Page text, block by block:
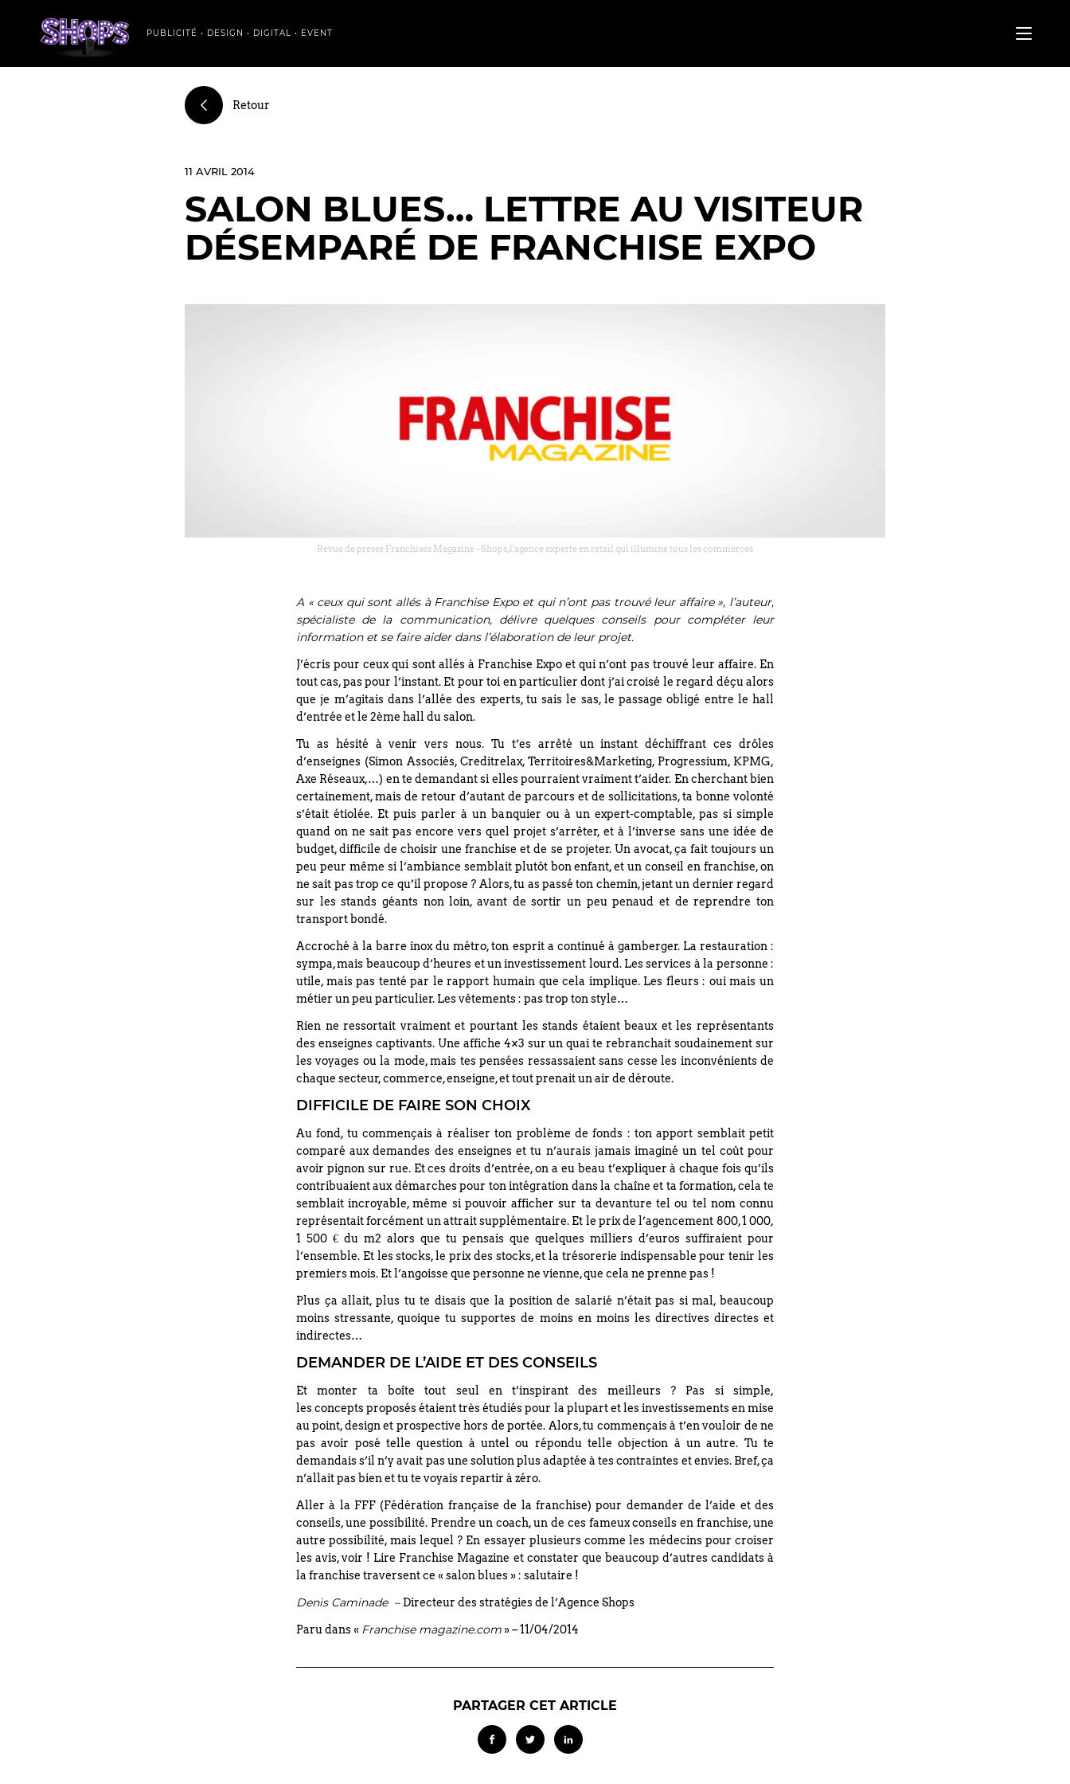
PUBLICITÉ • DESIGN • DIGITAL • EVENT
Retour
11 AVRIL 2014
SALON BLUES… LETTRE AU VISITEUR
DÉSEMPARÉ DE FRANCHISE EXPO
Revue de presse Franchises Magazine - Shops, l'agence experte en retail qui illumine tous les commerces
A « ceux qui sont allés à Franchise Expo et qui n’ont pas trouvé leur affaire », l’auteur,
spécialiste de la communication, délivre quelques conseils pour compléter leur
information et se faire aider dans l’élaboration de leur projet.
J’écris pour ceux qui sont allés à Franchise Expo et qui n’ont pas trouvé leur affaire. En
tout cas, pas pour l’instant. Et pour toi en particulier dont j’ai croisé le regard déçu alors
que je m’agitais dans l’allée des experts, tu sais le sas, le passage obligé entre le hall
d’entrée et le 2ème hall du salon.
Tu as hésité à venir vers nous. Tu t’es arrêté un instant déchiffrant ces drôles
d’enseignes (Simon Associés, Creditrelax, Territoires&Marketing, Progressium, KPMG,
Axe Réseaux,…) en te demandant si elles pourraient vraiment t’aider. En cherchant bien
certainement, mais de retour d’autant de parcours et de sollicitations, ta bonne volonté
s’était étiolée. Et puis parler à un banquier ou à un expert-comptable, pas si simple
quand on ne sait pas encore vers quel projet s’arrêter, et à l’inverse sans une idée de
budget, difficile de choisir une franchise et de se projeter. Un avocat, ça fait toujours un
peu peur même si l’ambiance semblait plutôt bon enfant, et un conseil en franchise, on
ne sait pas trop ce qu’il propose ? Alors, tu as passé ton chemin, jetant un dernier regard
sur les stands géants non loin, avant de sortir un peu penaud et de reprendre ton
transport bondé.
Accroché à la barre inox du métro, ton esprit a continué à gamberger. La restauration :
sympa, mais beaucoup d’heures et un investissement lourd. Les services à la personne :
utile, mais pas tenté par le rapport humain que cela implique. Les fleurs : oui mais un
métier un peu particulier. Les vêtements : pas trop ton style…
Rien ne ressortait vraiment et pourtant les stands étaient beaux et les représentants
des enseignes captivants. Une affiche 4×3 sur un quai te rebranchait soudainement sur
les voyages ou la mode, mais tes pensées ressassaient sans cesse les inconvénients de
chaque secteur, commerce, enseigne, et tout prenait un air de déroute.
DIFFICILE DE FAIRE SON CHOIX
Au fond, tu commençais à réaliser ton problème de fonds : ton apport semblait petit
comparé aux demandes des enseignes et tu n’aurais jamais imaginé un tel coût pour
avoir pignon sur rue. Et ces droits d’entrée, on a eu beau t’expliquer à chaque fois qu’ils
contribuaient aux démarches pour ton intégration dans la chaîne et ta formation, cela te
semblait incroyable, même si pouvoir afficher sur ta devanture tel ou tel nom connu
représentait forcément un attrait supplémentaire. Et le prix de l’agencement 800, 1 000,
1 500 € du m2 alors que tu pensais que quelques milliers d’euros suffiraient pour
l’ensemble. Et les stocks, le prix des stocks, et la trésorerie indispensable pour tenir les
premiers mois. Et l’angoisse que personne ne vienne, que cela ne prenne pas !
Plus ça allait, plus tu te disais que la position de salarié n’était pas si mal, beaucoup
moins stressante, quoique tu supportes de moins en moins les directives directes et
indirectes…
DEMANDER DE L’AIDE ET DES CONSEILS
Et monter ta boîte tout seul en t’inspirant des meilleurs ? Pas si simple,
les concepts proposés étaient très étudiés pour la plupart et les investissements en mise
au point, design et prospective hors de portée. Alors, tu commençais à t’en vouloir de ne
pas avoir posé telle question à untel ou répondu telle objection à un autre. Tu te
demandais s’il n’y avait pas une solution plus adaptée à tes contraintes et envies. Bref, ça
n’allait pas bien et tu te voyais repartir à zéro.
Aller à la FFF (Fédération française de la franchise) pour demander de l’aide et des
conseils, une possibilité. Prendre un coach, un de ces fameux conseils en franchise, une
autre possibilité, mais lequel ? En essayer plusieurs comme les médecins pour croiser
les avis, voir ! Lire Franchise Magazine et constater que beaucoup d’autres candidats à
la franchise traversent ce « salon blues » : salutaire !
Denis Caminade – Directeur des stratégies de l’Agence Shops
Paru dans « Franchise magazine.com » – 11/04/2014
PARTAGER CET ARTICLE